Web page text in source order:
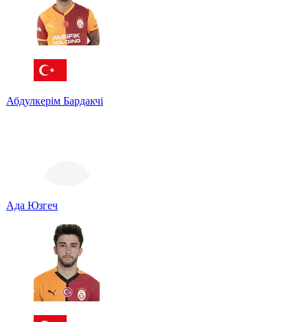
Абдулкерім Бардакчі
Ада Юзгеч